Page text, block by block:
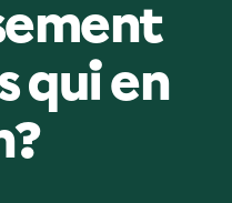
qui en